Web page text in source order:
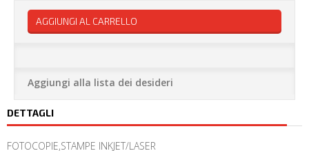
AGGIUNGI AL CARRELLO
Aggiungi alla lista dei desideri
DETTAGLI
FOTOCOPIE,STAMPE INKJET/LASER